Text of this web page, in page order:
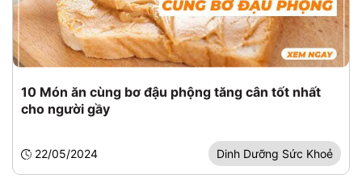
10 Món ăn cùng bơ đậu phộng tăng cân tốt nhất
cho người gầy
22/05/2024 Dinh Dưỡng Sức Khoẻ